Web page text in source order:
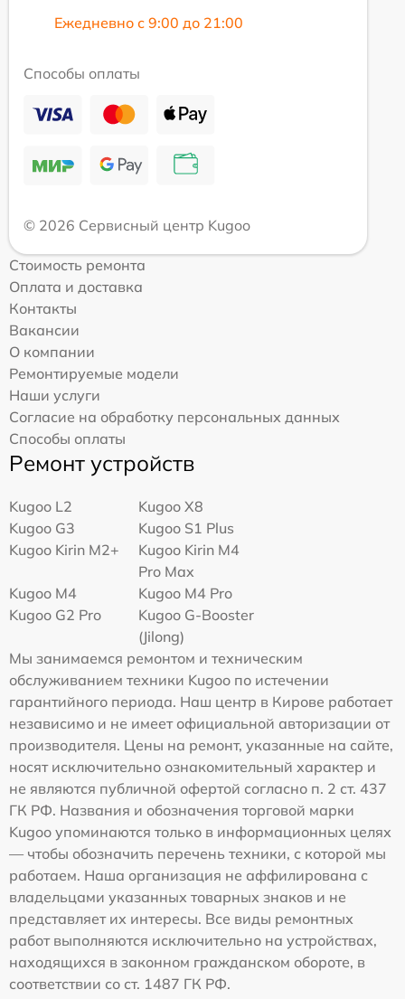
Ежедневно с 9:00 до 21:00
Способы оплаты
© 2026 Сервисный центр Kugoo
Стоимость ремонта
Оплата и доставка
Контакты
Вакансии
О компании
Ремонтируемые модели
Наши услуги
Согласие на обработку персональных данных
Способы оплаты
Ремонт устройств
Kugoo L2
Kugoo X8
Kugoo G3
Kugoo S1 Plus
Kugoo Kirin M2+
Kugoo Kirin M4
Pro Max
Kugoo M4
Kugoo M4 Pro
Kugoo G2 Pro
Kugoo G-Booster
(Jilong)
Мы занимаемся ремонтом и техническим
обслуживанием техники Kugoo по истечении
гарантийного периода. Наш центр в Кирове работает
независимо и не имеет официальной авторизации от
производителя. Цены на ремонт, указанные на сайте,
носят исключительно ознакомительный характер и
не являются публичной офертой согласно п. 2 ст. 437
ГК РФ. Названия и обозначения торговой марки
Kugoo упоминаются только в информационных целях
— чтобы обозначить перечень техники, с которой мы
работаем. Наша организация не аффилирована с
владельцами указанных товарных знаков и не
представляет их интересы. Все виды ремонтных
работ выполняются исключительно на устройствах,
находящихся в законном гражданском обороте, в
соответствии со ст. 1487 ГК РФ.